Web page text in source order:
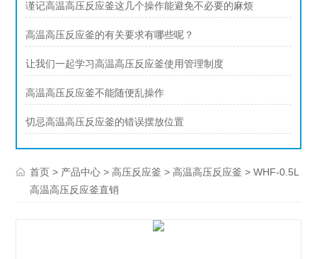
谨记高温高压反应釜这几个操作能避免不必要的麻烦
高温高压反应釜的有关要求有哪些呢？
让我们一起学习高温高压反应釜使用管理制度
高温高压反应釜不能随便乱操作
切忌高温高压反应釜的错误摆放位置
首页 > 产品中心 >高压反应釜 >高温高压反应釜 > WHF-0.5L
高温高压反应釜直销